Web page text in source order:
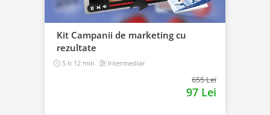
Kit Campanii de marketing cu
rezultate
5 h 12 min Intermediar
655 Lei
97 Lei